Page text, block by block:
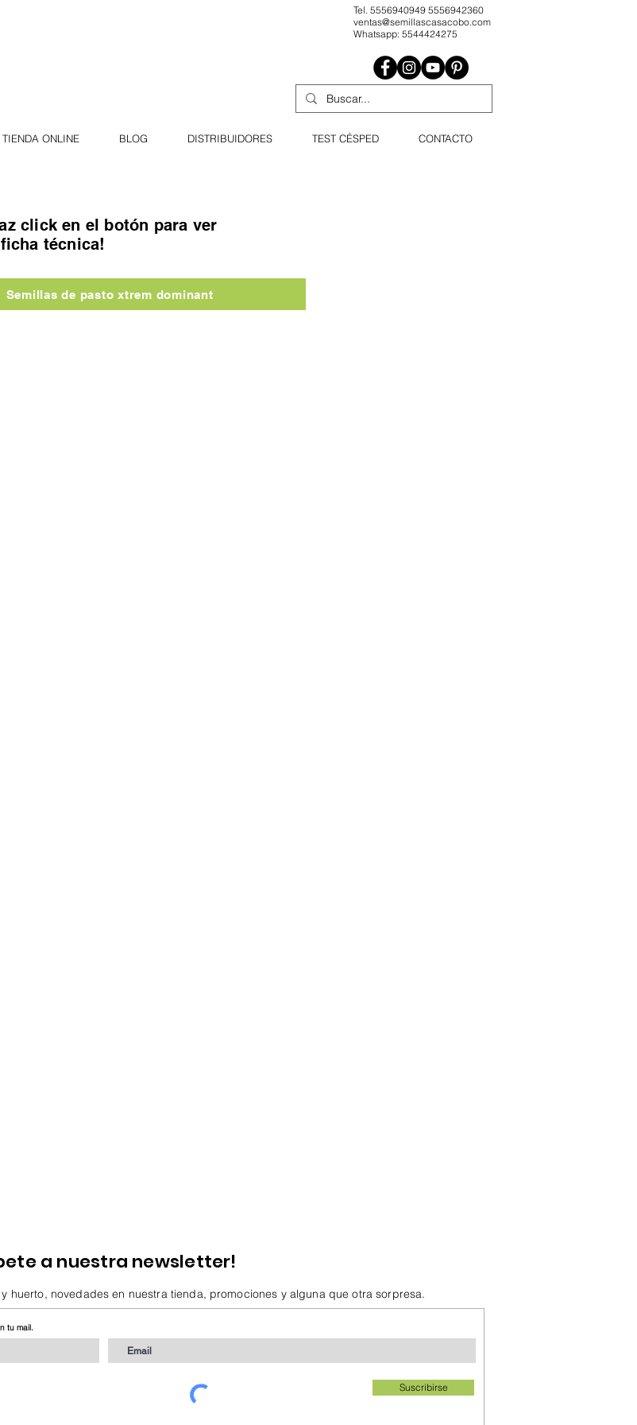
Tel. 5556940949 5556942360
ventas@semillascasacobo.com
Whatsapp: 5544424275
TIENDA ONLINE BLOG DISTRIBUIDORES TEST CÉSPED CONTACTO
click en el botón para ver
técnica!
Semillas de pasto xtrem dominant
a nuestra newsletter!
huerto, novedades en nuestra tienda, promociones y alguna que otra sorpresa.
tu mail.
Suscribirse